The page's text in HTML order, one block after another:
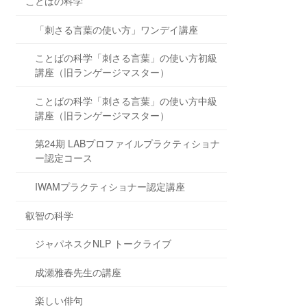
「刺さる言葉の使い方」ワンデイ講座
ことばの科学「刺さる言葉」の使い方初級
講座（旧ランゲージマスター）
ことばの科学「刺さる言葉」の使い方中級
講座（旧ランゲージマスター）
第24期 LABプロファイルプラクティショナ
ー認定コース
IWAMプラクティショナー認定講座
叡智の科学
ジャパネスクNLP トークライブ
成瀬雅春先生の講座
楽しい俳句